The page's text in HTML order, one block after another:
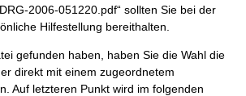
2006-051220.pdf“ sollten Sie bei der
Hilfestellung bereithalten.
gefunden haben, haben Sie die Wahl die
direkt mit einem zugeordnetem
Auf letzteren Punkt wird im folgenden